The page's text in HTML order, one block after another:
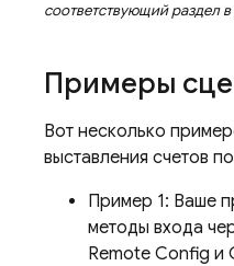
соответствующий раздел
Примеры
Вот несколько
выставления счетов
Пример 1: Ваше
методы входа
Remote Config и